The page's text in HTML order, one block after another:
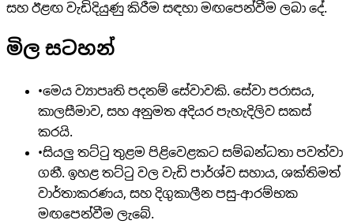
සහ ඊළඟ වැඩිදියුණු කිරීම සඳහා මඟපෙන්වීම ලබා දේ.
මිල සටහන්
•මෙය ව්‍යාපෘති පදනම් සේවාවකි. සේවා පරාසය,
කාලසීමාව, සහ අනුමත අදියර පැහැදිලිව සකස්
කරයි.
•සියලු තට්ටු තුළම පිළිවෙළකට සම්බන්ධතා පවත්වා
ගනී. ඉහළ තට්ටු වල වැඩි පාර්ශ්ව සහාය, ශක්තිමත්
වාර්තාකරණය, සහ දිගුකාලීන පසු-ආරම්භක
මඟපෙන්වීම ලැබේ.